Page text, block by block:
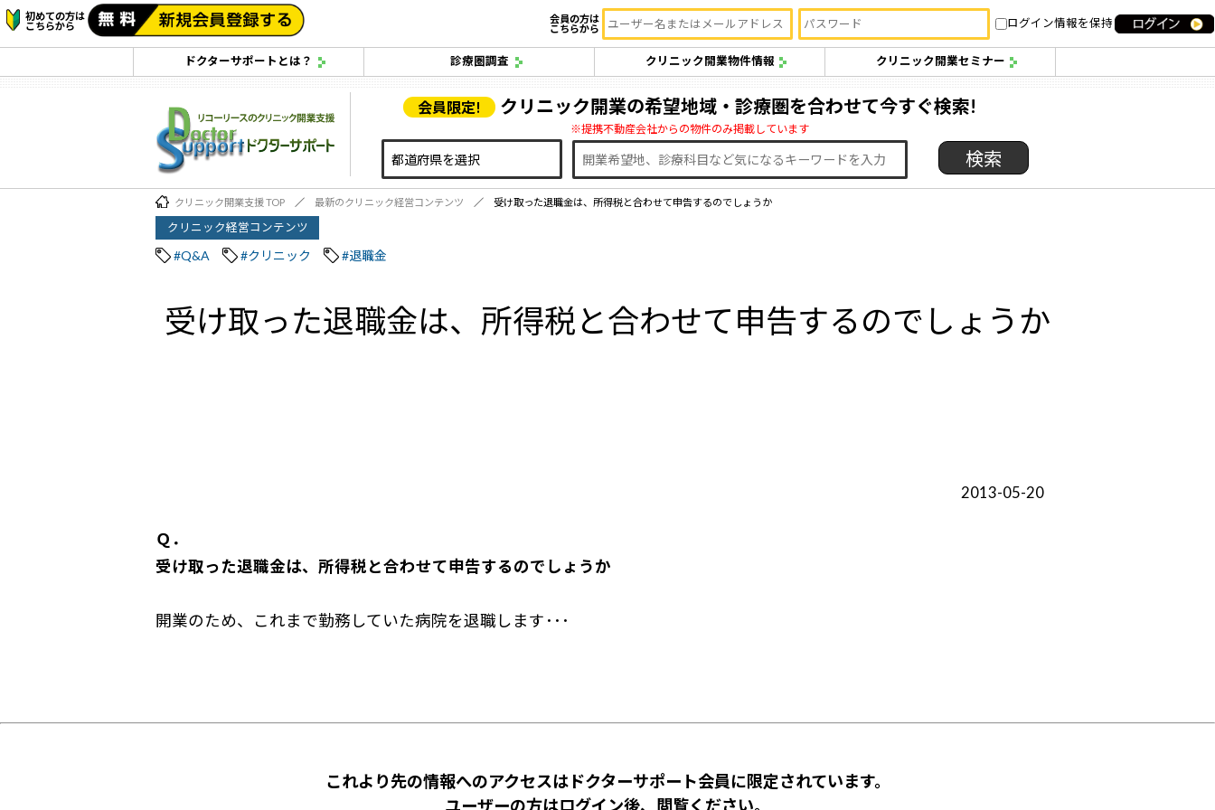
初めての方は
こちらから
会員の方は
こちらから
ログイン情報を保持
ドクターサポートとは？ 診療圏調査 クリニック開業物件情報 クリニック開業セミナー
会員限定! クリニック開業の希望地域・診療圏を合わせて今すぐ検索!
※提携不動産会社からの物件のみ掲載しています
クリニック開業支援 TOP 最新のクリニック経営コンテンツ 受け取った退職金は、所得税と合わせて申告するのでしょうか
クリニック経営コンテンツ
#Q&A #クリニック #退職金
受け取った退職金は、所得税と合わせて申告するのでしょうか
2013-05-20
Ｑ．
受け取った退職金は、所得税と合わせて申告するのでしょうか
開業のため、これまで勤務していた病院を退職します･･･
これより先の情報へのアクセスはドクターサポート会員に限定されています。
ユーザーの方はログイン後、閲覧ください。